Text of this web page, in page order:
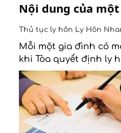
Nội dung của
Thủ tục ly hôn Ly Hôn
Mỗi một gia đình có
khi Tòa quyết định ly